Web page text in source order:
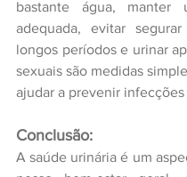
bastante água, manter
adequada, evitar
longos períodos e urinar
sexuais são medidas
ajudar a prevenir
Conclusão:
A saúde urinária é um